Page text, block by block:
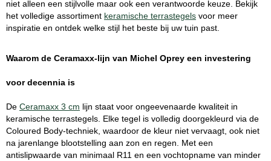
niet alleen een stijlvolle maar ook een verantwoorde keuze. Bekijk
het volledige assortiment keramische terrastegels voor meer
inspiratie en ontdek welke stijl het beste bij uw tuin past.
Waarom de Ceramaxx-lijn van Michel Oprey een investering
voor decennia is
De Ceramaxx 3 cm lijn staat voor ongeevenaarde kwaliteit in
keramische terrastegels. Elke tegel is volledig doorgekleurd via de
Coloured Body-techniek, waardoor de kleur niet vervaagt, ook niet
na jarenlange blootstelling aan zon en regen. Met een
antislipwaarde van minimaal R11 en een vochtopname van minder